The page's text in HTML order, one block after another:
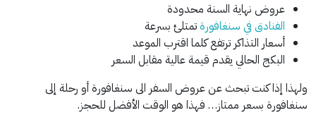
عروض نهاية السنة محدودة
الفنادق في سنغافورةتمتلئ بسرعة
أسعار التذاكر ترتفع كلما اقترب الموعد
البكج الحالي يقدم قيمة عالية مقابل السعر
ولهذا إذا كنت تبحث عن عروض السفر الى سنغافورة أو رحلة إلى
سنغافورة بسعر ممتاز… فهذا هو الوقت الأفضل للحجز.